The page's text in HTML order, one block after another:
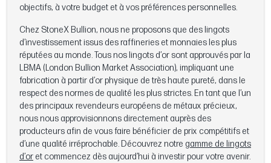
objectifs, à votre budget et à vos préférences personnelles.
Chez StoneX Bullion, nous ne proposons que des lingots
d’investissement issus des raffineries et monnaies les plus
réputées au monde. Tous nos lingots d’or sont approuvés par la
LBMA (London Bullion Market Association), impliquant une
fabrication à partir d’or physique de très haute pureté, dans le
respect des normes de qualité les plus strictes. En tant que l’un
des principaux revendeurs européens de métaux précieux,
nous nous approvisionnons directement auprès des
producteurs afin de vous faire bénéficier de prix compétitifs et
d’une qualité irréprochable. Découvrez notre gamme de lingots
d’or et commencez dès aujourd’hui à investir pour votre avenir.